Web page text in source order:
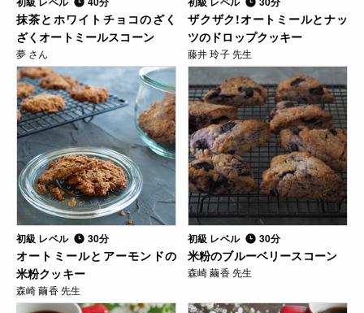
抹茶とホワイトチョコのざく
ざくオートミールスコーン
夢 さん
ザクザク!オートミールとナッ
ツのドロップクッキー
藤井 玲子 先生
初級 レベル 30分
オートミールとアーモンドの
米粉クッキー
森崎 繭香 先生
初級 レベル 30分
米粉のブルーベリースコーン
森崎 繭香 先生